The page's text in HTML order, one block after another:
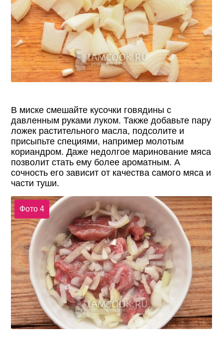
В миске смешайте кусочки говядины с
давленным руками луком. Также добавьте пару
ложек растительного масла, подсолите и
присыпьте специями, например молотым
кориандром. Даже недолгое маринование мяса
позволит стать ему более ароматным. А
сочность его зависит от качества самого мяса и
части туши.
Фото 4